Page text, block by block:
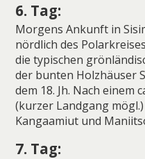
6. Tag:
Morgens Ankunft in
nördlich des
die typischen
der bunten Holzhäuser
dem 18. Jh. Nach einem
(kurzer Landgang
Kangaamiut und
7. Tag: